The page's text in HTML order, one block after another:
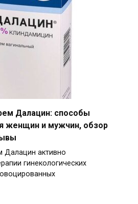
Далацин: способы
женщин и мужчин, обзор
Далацин активно
гинекологических